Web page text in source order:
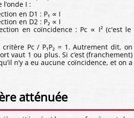
I :
en D1 : P₁ ∝ I
en D2 : P₂ ∝ I
en coïncidence : Pc ∝ I² (c'est le
Pc / P₁P₂ = 1. Autrement dit, on
vaut 1 ou plus. Si c’est (franchement)
n’y a eu aucune coïncidence, et on a
atténuée